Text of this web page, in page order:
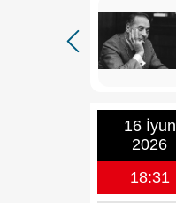
16 İyun
2026
18:31